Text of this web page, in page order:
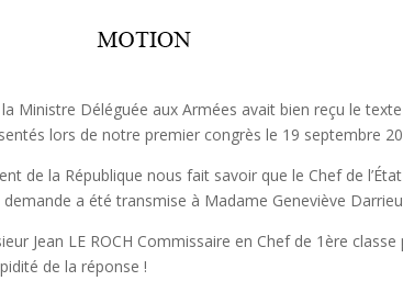
Ministre Déléguée aux Armées avait bien reçu le
lors de notre premier congrès le 19 septembre
de la République nous fait savoir que le Chef de
a été transmise à Madame Geneviève
Jean LE ROCH Commissaire en Chef de 1ère
de la réponse !